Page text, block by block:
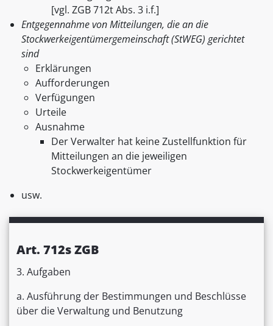
[vgl. ZGB 712t Abs. 3 i.f.]
Entgegennahme von Mitteilungen, die an die
Stockwerkeigentümergemeinschaft (StWEG) gerichtet
sind
Erklärungen
Aufforderungen
Verfügungen
Urteile
Ausnahme
Der Verwalter hat keine Zustellfunktion für
Mitteilungen an die jeweiligen
Stockwerkeigentümer
usw.
Art. 712s ZGB
3. Aufgaben
a. Ausführung der Bestimmungen und Beschlüsse
über die Verwaltung und Benutzung